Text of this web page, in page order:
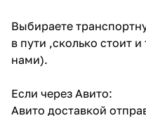
Выбираете
в пути ,сколько стоит
нами).
Если через Авито:
Авито доставкой